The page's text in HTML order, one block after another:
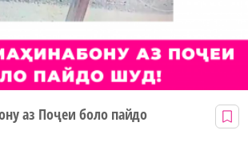
аз Поҷеи боло пайдо